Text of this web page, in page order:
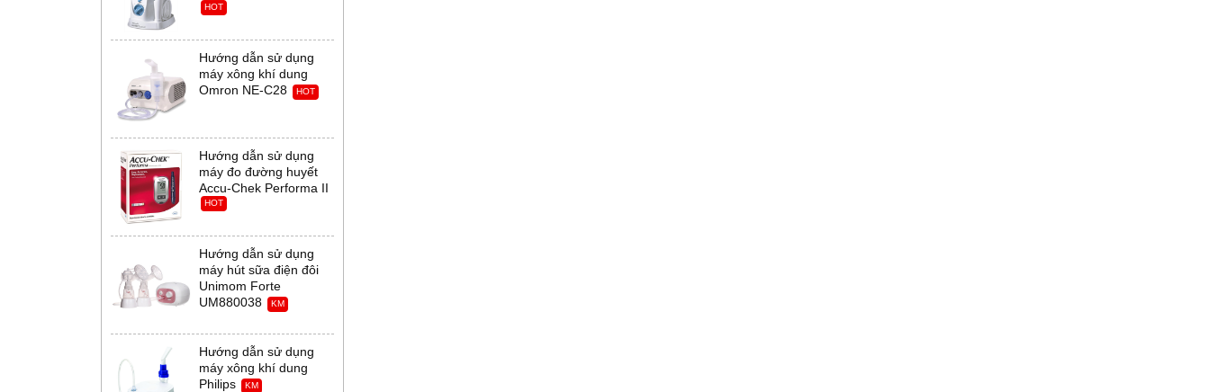
HOT
Hướng dẫn sử dụng
máy xông khí dung
Omron NE-C28
HOT
Hướng dẫn sử dụng
máy đo đường huyết
Accu-Chek Performa II
HOT
Hướng dẫn sử dụng
máy hút sữa điện đôi
Unimom Forte
UM880038
KM
Hướng dẫn sử dụng
máy xông khí dung
Philips
KM